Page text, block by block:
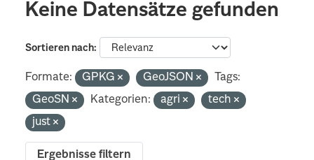
Keine Datensätze gefunden
Sortieren nach
Formate: GPKG GeoJSON
Tags:
GeoSN
Kategorien: agri
tech
just
Ergebnisse filtern